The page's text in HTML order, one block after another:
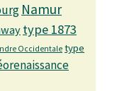
Namur
type 1873
Occidentale type